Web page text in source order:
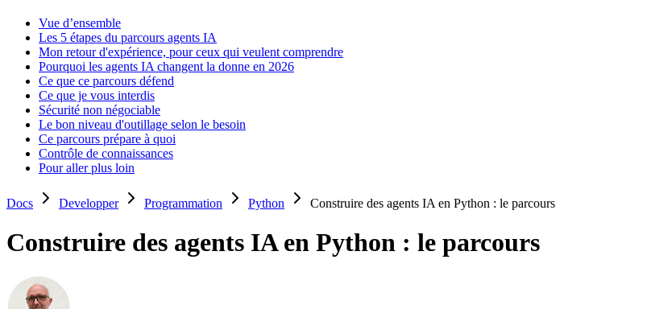
Vue d’ensemble
Les 5 étapes du parcours agents IA
Mon retour d'expérience, pour ceux qui veulent comprendre
Pourquoi les agents IA changent la donne en 2026
Ce que ce parcours défend
Ce que je vous interdis
Sécurité non négociable
Le bon niveau d'outillage selon le besoin
Ce parcours prépare à quoi
Contrôle de connaissances
Pour aller plus loin
Docs Developper Programmation Python Construire des agents IA en Python : le parcours
Construire des agents IA en Python : le parcours